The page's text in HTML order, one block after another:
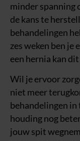
minder spanning
de kans te
behandelingen
zes weken ben je
een hernia kan
Wil je ervoor
niet meer
behandelingen
houding nog
jouw spit